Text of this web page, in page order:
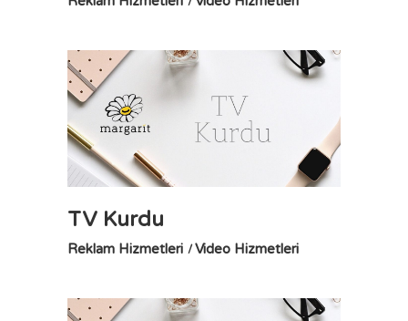
TV Kurdu
Reklam Hizmetleri Video Hizmetleri